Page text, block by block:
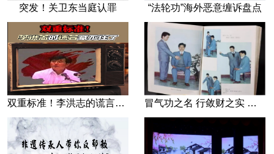
突发！关卫东当庭认罪 “法轮功”海外恶意缠诉盘点
双重标准！李洪志的谎言藏不住了 冒气功之名 行敛财之实 张宏堡义女“小倩”团伙覆灭记